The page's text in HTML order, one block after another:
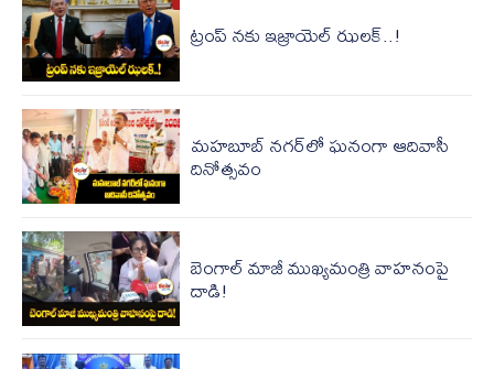
ట్రంప్ నకు ఇజ్రాయెల్ ఝలక్..!
మహబూబ్‌ నగర్‌లో ఘనంగా ఆదివాసీ
దినోత్సవం
బెంగాల్​ మాజీ ముఖ్యమంత్రి వాహనంపై
దాడి!